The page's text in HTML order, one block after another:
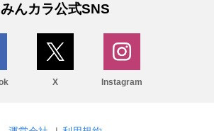
みんカラ公式SNS
X Instagram